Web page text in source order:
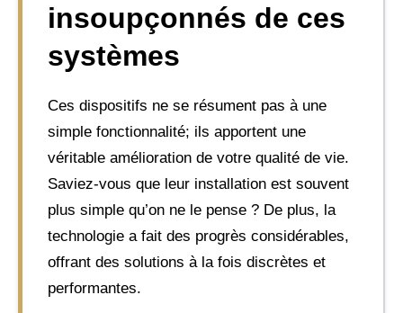
insoupçonnés de ces
systèmes
Ces dispositifs ne se résument pas à une
simple fonctionnalité; ils apportent une
véritable amélioration de votre qualité de vie.
Saviez-vous que leur installation est souvent
plus simple qu’on ne le pense ? De plus, la
technologie a fait des progrès considérables,
offrant des solutions à la fois discrètes et
performantes.